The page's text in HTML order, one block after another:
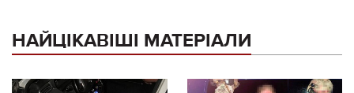
НАЙЦІКАВІШІ МАТЕРІАЛИ